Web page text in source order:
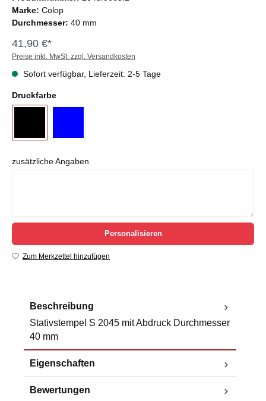
Marke: Colop
Durchmesser: 40 mm
41,90 €*
Preise inkl. MwSt. zzgl. Versandkosten
Sofort verfügbar, Lieferzeit: 2-5 Tage
Druckfarbe
zusätzliche Angaben
Personalisieren
Zum Merkzettel hinzufügen
Beschreibung
Stativstempel S 2045 mit Abdruck Durchmesser
40 mm
Eigenschaften
Bewertungen